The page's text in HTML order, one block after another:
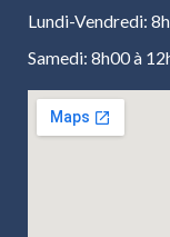
Lundi-Vendredi:
Samedi: 8h00 à